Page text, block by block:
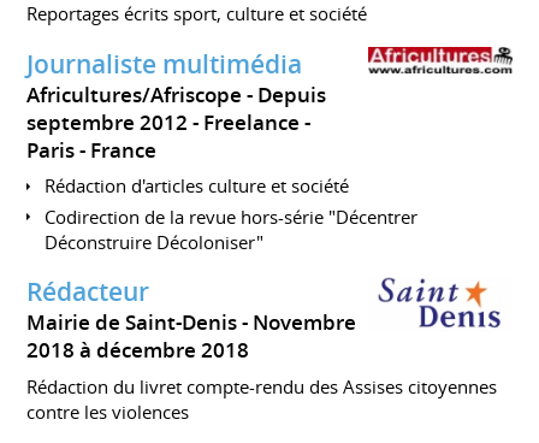
Reportages écrits sport, culture et société
Journaliste multimédia
Africultures/Afriscope
Depuis
septembre 2012 Freelance
Paris
France
Rédaction d'articles culture et société
Codirection de la revue hors-série "Décentrer
Déconstruire Décoloniser"
Rédacteur
Mairie de Saint-Denis
Novembre
2018 à décembre 2018
Rédaction du livret compte-rendu des Assises citoyennes
contre les violences